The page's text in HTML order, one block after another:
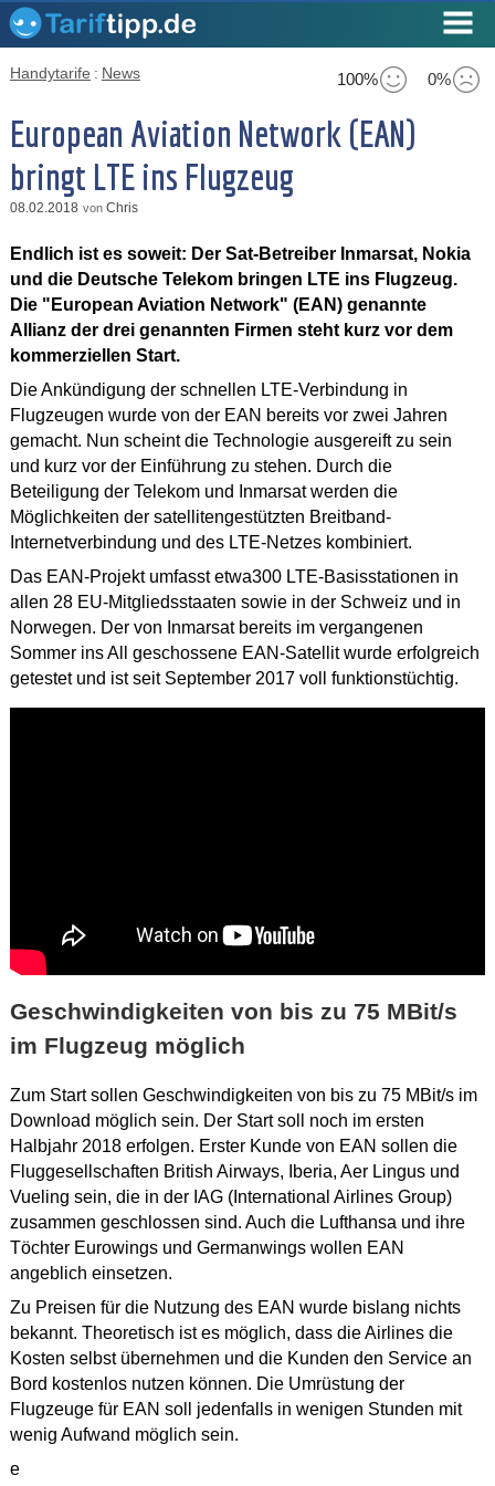
100% 0%
Handytarife : News
European Aviation Network (EAN)
bringt LTE ins Flugzeug
08.02.2018 von Chris
Endlich ist es soweit: Der Sat-Betreiber Inmarsat, Nokia
und die Deutsche Telekom bringen LTE ins Flugzeug.
Die "European Aviation Network" (EAN) genannte
Allianz der drei genannten Firmen steht kurz vor dem
kommerziellen Start.
Die Ankündigung der schnellen LTE-Verbindung in
Flugzeugen wurde von der EAN bereits vor zwei Jahren
gemacht. Nun scheint die Technologie ausgereift zu sein
und kurz vor der Einführung zu stehen. Durch die
Beteiligung der Telekom und Inmarsat werden die
Möglichkeiten der satellitengestützten Breitband-
Internetverbindung und des LTE-Netzes kombiniert.
Das EAN-Projekt umfasst etwa300 LTE-Basisstationen in
allen 28 EU-Mitgliedsstaaten sowie in der Schweiz und in
Norwegen. Der von Inmarsat bereits im vergangenen
Sommer ins All geschossene EAN-Satellit wurde erfolgreich
getestet und ist seit September 2017 voll funktionstüchtig.
Geschwindigkeiten von bis zu 75 MBit/s
im Flugzeug möglich
Zum Start sollen Geschwindigkeiten von bis zu 75 MBit/s im
Download möglich sein. Der Start soll noch im ersten
Halbjahr 2018 erfolgen. Erster Kunde von EAN sollen die
Fluggesellschaften British Airways, Iberia, Aer Lingus und
Vueling sein, die in der IAG (International Airlines Group)
zusammen geschlossen sind. Auch die Lufthansa und ihre
Töchter Eurowings und Germanwings wollen EAN
angeblich einsetzen.
Zu Preisen für die Nutzung des EAN wurde bislang nichts
bekannt. Theoretisch ist es möglich, dass die Airlines die
Kosten selbst übernehmen und die Kunden den Service an
Bord kostenlos nutzen können. Die Umrüstung der
Flugzeuge für EAN soll jedenfalls in wenigen Stunden mit
wenig Aufwand möglich sein.
e